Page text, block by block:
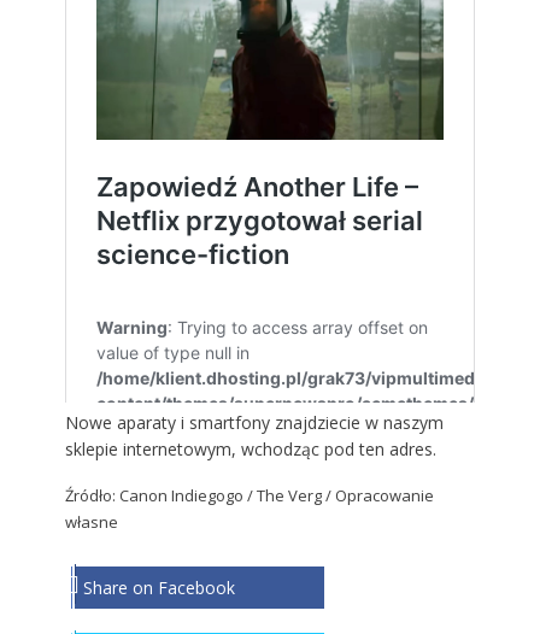
Nowe aparaty i smartfony znajdziecie w naszym
sklepie internetowym, wchodząc pod ten adres.
Źródło: Canon Indiegogo / The Verg / Opracowanie
własne
Share on Facebook